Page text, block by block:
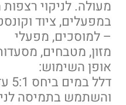
מעולה. לניקוי
במפעלים, ציוד
– למוסכים, מפעלי
מזון, מטבחים,
אופן השימוש:
והשתמש בתמיסה